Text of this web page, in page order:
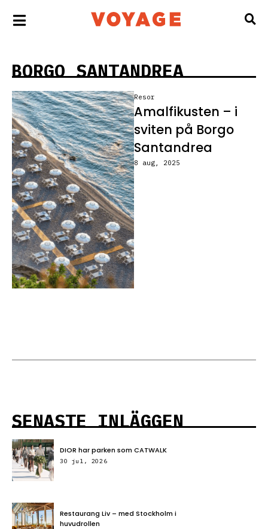
BORGO SANTANDREA
Resor
Amalfikusten – i
sviten på Borgo
Santandrea
8 aug, 2025
SENASTE INLÄGGEN
DIOR har parken som CATWALK
30 jul, 2026
Restaurang Liv – med Stockholm i
huvudrollen